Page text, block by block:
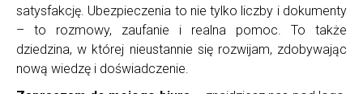
satysfakcję. Ubezpieczenia to nie tylko liczby i dokumenty
– to rozmowy, zaufanie i realna pomoc. To także
dziedzina, w której nieustannie się rozwijam, zdobywając
nową wiedzę i doświadczenie.